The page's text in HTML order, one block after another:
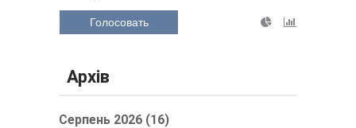
Голосовать
Архів
Серпень 2026 (16)